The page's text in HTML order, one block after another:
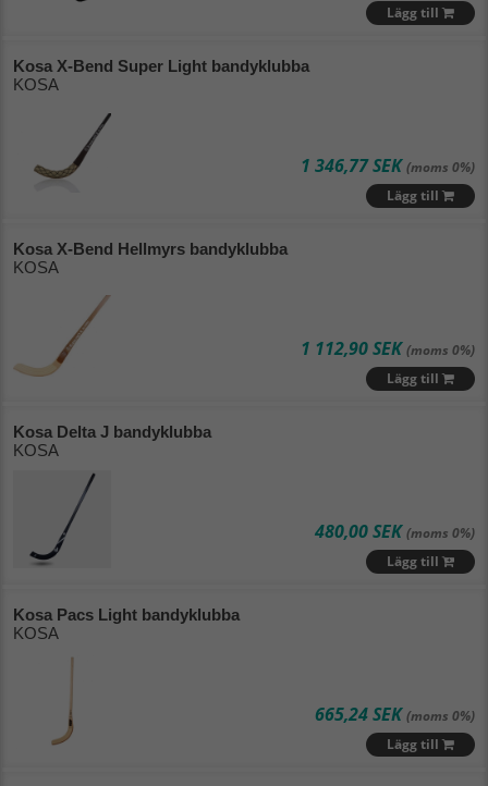
Lägg till
Kosa X-Bend Super Light bandyklubba
KOSA
1 346,77 SEK(moms 0%)
Lägg till
Kosa X-Bend Hellmyrs bandyklubba
KOSA
1 112,90 SEK(moms 0%)
Lägg till
Kosa Delta J bandyklubba
KOSA
480,00 SEK(moms 0%)
Lägg till
Kosa Pacs Light bandyklubba
KOSA
665,24 SEK(moms 0%)
Lägg till